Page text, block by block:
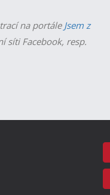
na portále Jsem z
síti Facebook, resp.